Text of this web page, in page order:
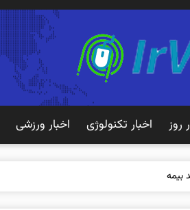
روز اخبار تکنولوژی اخبار ورزشی
بیمه: سنتی یا آنلاین؟ کدامیک تجربه ب